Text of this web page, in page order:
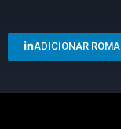
ADICIONAR